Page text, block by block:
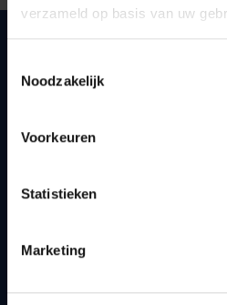
verzameld op basis van uw
Noodzakelijk
Voorkeuren
Statistieken
Marketing
Snel naar
Bereikbaarheid